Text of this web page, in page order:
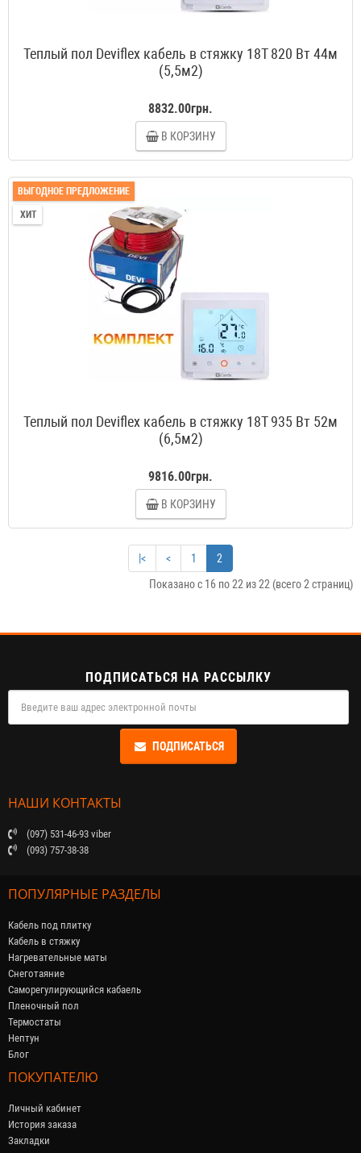
Теплый пол Deviflex кабель в стяжку 18T 820 Вт 44м
(5,5м2)
8832.00грн.
В КОРЗИНУ
ВЫГОДНОЕ ПРЕДЛОЖЕНИЕ
ХИТ
Теплый пол Deviflex кабель в стяжку 18T 935 Вт 52м
(6,5м2)
9816.00грн.
В КОРЗИНУ
|< < 1
2
Показано с 16 по 22 из 22 (всего 2 страниц)
ПОДПИСАТЬСЯ НА РАССЫЛКУ
ПОДПИСАТЬСЯ
НАШИ КОНТАКТЫ
(097) 531-46-93 viber
(093) 757-38-38
ПОПУЛЯРНЫЕ РАЗДЕЛЫ
Кабель под плитку
Кабель в стяжку
Нагревательные маты
Снеготаяние
Саморегулирующийся кабaель
Пленочный пол
Термостаты
Нептун
Блог
ПОКУПАТЕЛЮ
Личный кабинет
История заказа
Закладки